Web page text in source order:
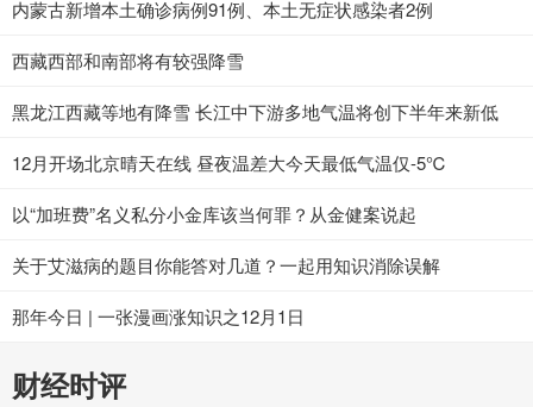
内蒙古新增本土确诊病例91例、本土无症状感染者2例
西藏西部和南部将有较强降雪
黑龙江西藏等地有降雪 长江中下游多地气温将创下半年来新低
12月开场北京晴天在线 昼夜温差大今天最低气温仅-5℃
以“加班费”名义私分小金库该当何罪？从金健案说起
关于艾滋病的题目你能答对几道？一起用知识消除误解
那年今日 | 一张漫画涨知识之12月1日
财经时评